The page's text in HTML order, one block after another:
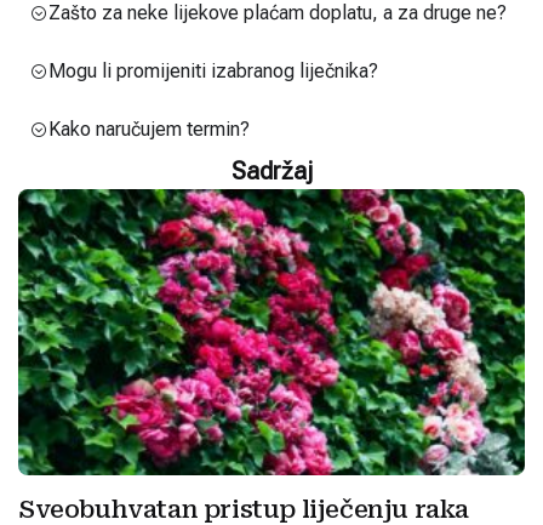
Zašto za neke lijekove plaćam doplatu, a za druge ne?
Mogu li promijeniti izabranog liječnika?
Kako naručujem termin?
Sadržaj
Sveobuhvatan pristup liječenju raka